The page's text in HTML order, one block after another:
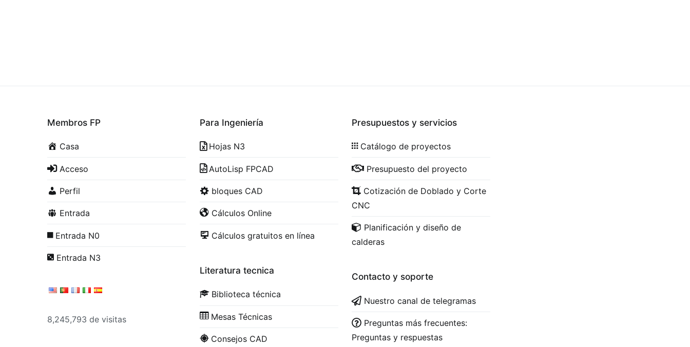
Membros FP
Casa
Acceso
Perfil
Entrada
Entrada N0
Entrada N3
8,245,793 de visitas
Para Ingeniería
Hojas N3
AutoLisp FPCAD
bloques CAD
Cálculos Online
Cálculos gratuitos en línea
Literatura tecnica
Biblioteca técnica
Mesas Técnicas
Consejos CAD
Presupuestos y servicios
Catálogo de proyectos
Presupuesto del proyecto
Cotización de Doblado y Corte
CNC
Planificación y diseño de
calderas
Contacto y soporte
Nuestro canal de telegramas
Preguntas más frecuentes:
Preguntas y respuestas